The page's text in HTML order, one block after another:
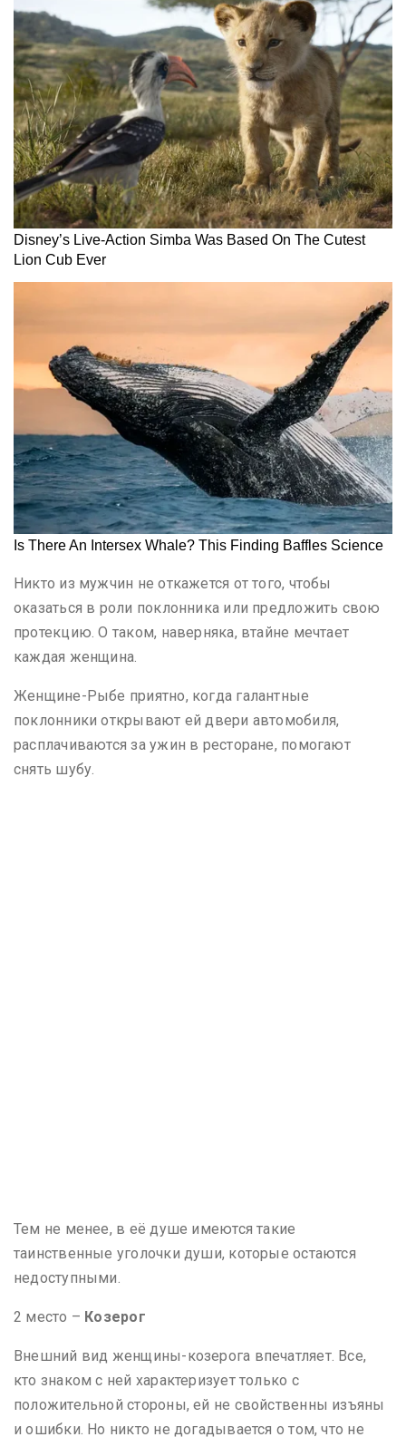
Никто из мужчин не откажется от того, чтобы
оказаться в роли поклонника или предложить свою
протекцию. О таком, наверняка, втайне мечтает
каждая женщина.
Женщине-Рыбе приятно, когда галантные
поклонники открывают ей двери автомобиля,
расплачиваются за ужин в ресторане, помогают
снять шубу.
Тем не менее, в её душе имеются такие
таинственные уголочки души, которые остаются
недоступными.
2 место – Козерог
Внешний вид женщины-козерога впечатляет. Все,
кто знаком с ней характеризует только с
положительной стороны, ей не свойственны изъяны
и ошибки. Но никто не догадывается о том, что не